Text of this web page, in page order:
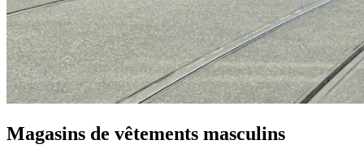
Magasins de vêtements masculins